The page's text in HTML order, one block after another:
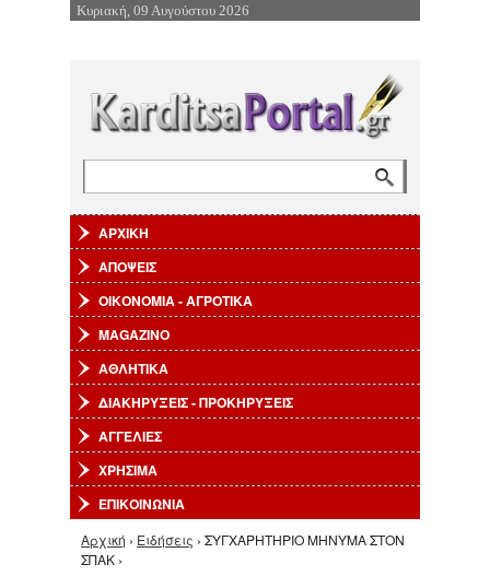
Επιστροφή στην Πλοήγηση
Κυριακή, 09 Αυγούστου 2026
ΑΡΧΙΚΗ
ΑΠΟΨΕΙΣ
ΟΙΚΟΝΟΜΙΑ - ΑΓΡΟΤΙΚΑ
MAGAZINO
ΑΘΛΗΤΙΚΑ
ΔΙΑΚΗΡΥΞΕΙΣ - ΠΡΟΚΗΡΥΞΕΙΣ
ΑΓΓΕΛΙΕΣ
ΧΡΗΣΙΜΑ
ΕΠΙΚΟΙΝΩΝΙΑ
Είστε εδώ
Αρχική › Ειδήσεις › ΣΥΓΧΑΡΗΤΗΡΙΟ ΜΗΝΥΜΑ ΣΤΟΝ
ΣΠΑΚ ›